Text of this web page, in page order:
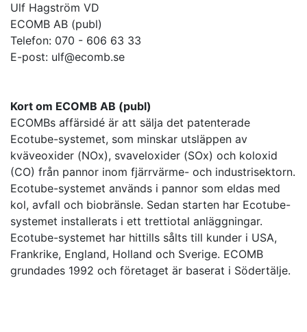
Ulf Hagström VD
ECOMB AB (publ)
Telefon: 070 - 606 63 33
E-post: ulf@ecomb.se
Kort om ECOMB AB (publ)
ECOMBs affärsidé är att sälja det patenterade
Ecotube-systemet, som minskar utsläppen av
kväveoxider (NOx), svaveloxider (SOx) och koloxid
(CO) från pannor inom fjärrvärme- och industrisektorn.
Ecotube-systemet används i pannor som eldas med
kol, avfall och biobränsle. Sedan starten har Ecotube-
systemet installerats i ett trettiotal anläggningar.
Ecotube-systemet har hittills sålts till kunder i USA,
Frankrike, England, Holland och Sverige. ECOMB
grundades 1992 och företaget är baserat i Södertälje.